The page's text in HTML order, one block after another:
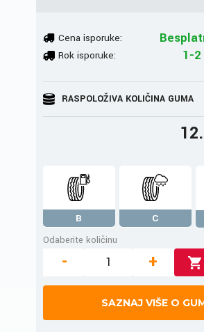
Cena isporuke:
Rok isporuke: 1-
RASPOLOŽIVA KOLIČINA GUMA
B C
Odaberite količinu
- +
SAZNAJ VIŠE O